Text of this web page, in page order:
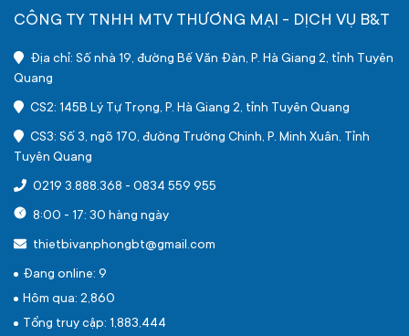
CÔNG TY TNHH MTV THƯƠNG MẠI - DỊCH VỤ B&T
Địa chỉ: Số nhà 19, đường Bế Văn Đàn, P. Hà Giang 2, tỉnh Tuyên
Quang
CS2: 145B Lý Tự Trọng, P. Hà Giang 2, tỉnh Tuyên Quang
CS3: Số 3, ngõ 170, đường Trường Chinh, P. Minh Xuân, Tỉnh
Tuyên Quang
0219 3.888.368 - 0834 559 955
8:00 - 17: 30 hàng ngày
thietbivanphongbt@gmail.com
Đang online: 9
Hôm qua: 2,860
Tổng truy cập: 1,883,444